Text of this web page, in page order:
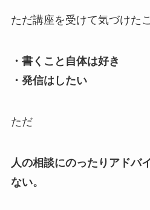
ただ講座を受けて気づけた
・書くこと自体は好き
・発信はしたい
ただ
人の相談にのったりアドバ
ない。